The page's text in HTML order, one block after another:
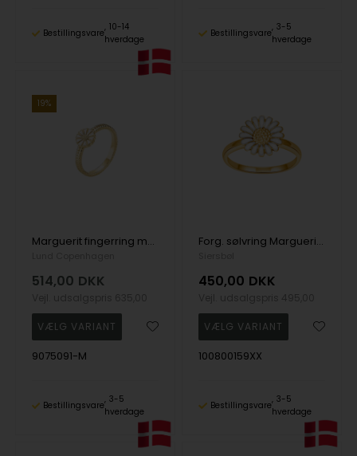
Bestillingsvare
10-14
hverdage
Bestillingsvare
3-5
hverdage
19%
Marguerit fingerring med flettet mønster
514,00 DKK
9075091-M
Bestillingsvare
3-5
hverdage
Forg. sølvring Marguerit 10mm, fra Siersbøl ringmål 48-60
450,00 DKK
100800159XX
Bestillingsvare
3-5
hverdage